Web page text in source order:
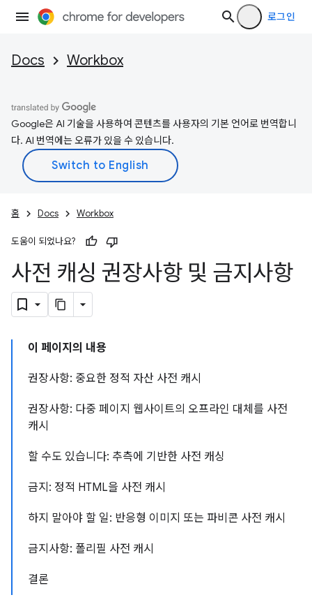
로그인
Docs Workbox
Google은 AI 기술을 사용하여 콘텐츠를 사용자의 기본 언어로 번역합니
다. AI 번역에는 오류가 있을 수 있습니다.
홈 Docs Workbox
도움이 되었나요?
사전 캐싱 권장사항 및 금지사항
이 페이지의 내용
권장사항: 중요한 정적 자산 사전 캐시
권장사항: 다중 페이지 웹사이트의 오프라인 대체를 사전
캐시
할 수도 있습니다: 추측에 기반한 사전 캐싱
금지: 정적 HTML을 사전 캐시
하지 말아야 할 일: 반응형 이미지 또는 파비콘 사전 캐시
금지사항: 폴리필 사전 캐시
결론